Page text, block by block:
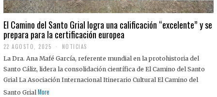
El Camino del Santo Grial logra una calificación “excelente” y se
prepara para la certificación europea
22 AGOSTO, 2025
2
A
G
O
S
NOTICIAS
La Dra. Ana Mafé García, referente mundial en la protohistoria del
Santo Cáliz, lidera la consolidación científica de El Camino del Santo
Grial La Asociación Internacional Itinerario Cultural El Camino del
Santo Grial More